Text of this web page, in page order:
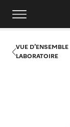
VUE
LABORATOIRE